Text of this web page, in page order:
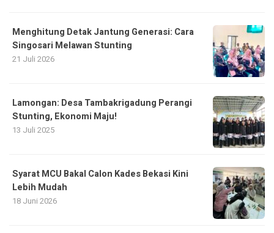
Menghitung Detak Jantung Generasi: Cara
Singosari Melawan Stunting
21 Juli 2026
Lamongan: Desa Tambakrigadung Perangi
Stunting, Ekonomi Maju!
13 Juli 2025
Syarat MCU Bakal Calon Kades Bekasi Kini
Lebih Mudah
18 Juni 2026